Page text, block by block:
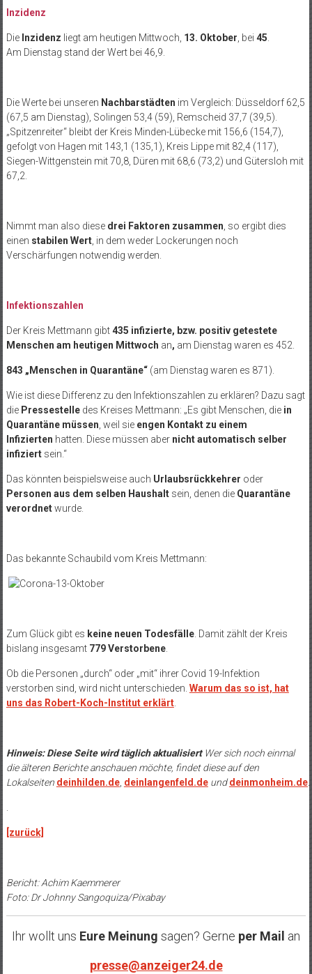
Inzidenz
Die Inzidenz liegt am heutigen Mittwoch, 13. Oktober , bei 45
Am Dienstag stand der Wert bei 46,9.
Die Werte bei unseren Nachbarstädten im Vergleich: Düsseldorf 62,5
(67,5 am Dienstag), Solingen 53,4 (59), Remscheid 37,7 (39,5).
„Spitzenreiter“ bleibt der Kreis Minden-Lübecke mit 156,6 (154,7),
gefolgt von Hagen mit 143,1 (135,1), Kreis Lippe mit 82,4 (117),
Siegen-Wittgenstein mit 70,8, Düren mit 68,6 (73,2) und Gütersloh mit
67,2.
Nimmt man also diese drei Faktoren zusammen , so ergibt dies
einen stabilen Wert, in dem weder Lockerungen noch
Verschärfungen notwendig werden.
Infektionszahlen
Der Kreis Mettmann gibt435 infizierte, bzw. positiv getestete
Menschen am heutigen Mittwoch an, am Dienstag waren es 452.
843 „Menschen in Quarantäne“ (am Dienstag waren es 871).
Wie ist diese Differenz zu den Infektionszahlen zu erklären? Dazu sagt
die Pressestelledes Kreises Mettmann: „Es gibt Menschen, die in
Quarantäne müssen , weil sie engen Kontakt zu einem
Infizierten hatten. Diese müssen aber nicht automatisch selber
infiziertsein.“
Das könnten beispielsweise auch Urlaubsrückkehrer oder
Personen aus dem selben Haushaltsein, denen die Quarantäne
verordnetwurde.
Das bekannte Schaubild vom Kreis Mettmann:
Zum Glück gibt es keine neuen Todesfälle. Damit zählt der Kreis
bislang insgesamt 779 Verstorbene.
Ob die Personen „durch“ oder „mit“ ihrer Covid 19-Infektion
verstorben sind, wird nicht unterschieden. Warum das so ist, hat
uns das Robert-Koch-Institut erklärt.
Hinweis: Diese Seite wird täglich aktualisiert Wer sich noch einmal
die älteren Berichte anschauen möchte, findet diese auf den
Lokalseiten deinhilden.de, deinlangenfeld.deunddeinmonheim.de.
.
[zurück]
Bericht: Achim Kaemmerer
Foto: Dr Johnny Sangoquiza/Pixabay
Ihr wollt uns Eure Meinung sagen? Gerne per Mail an
presse@anzeiger24.de